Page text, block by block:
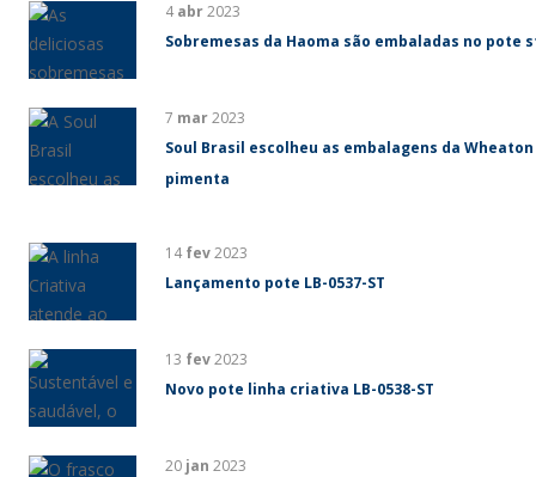
4abr2023
Sobremesas da Haoma são embaladas no pote
7 mar2023
Soul Brasil escolheu as embalagens da
pimenta
14fev2023
Lançamento pote LB-0537-ST
13 fev2023
Novo pote linha criativa LB-0538-ST
20 jan 2023